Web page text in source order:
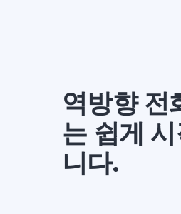
역방향 전
는 쉽게
니다.